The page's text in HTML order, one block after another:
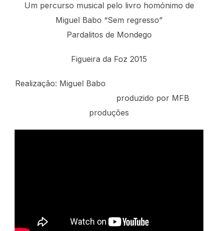
Um percurso musical pelo livro homónimo de
Miguel Babo “Sem regresso”
Pardalitos de Mondego
Figueira da Foz 2015
Realização: Miguel Babo
produzido por MFB
produções